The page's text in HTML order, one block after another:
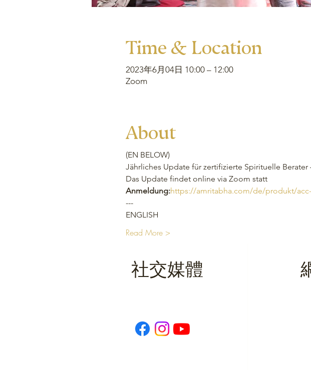
Time & Location
2023年6月04日 10:00 – 12:00
Zoom
About
(EN BELOW)
Jährliches Update für zertifizierte Spirituelle Berater
Das Update findet online via Zoom statt
Anmeldung:https://amritabha.com/de/produkt/
---
ENGLISH
Read More >
社交媒體